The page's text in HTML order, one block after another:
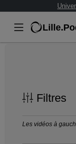
Filtres
Les vidéos à